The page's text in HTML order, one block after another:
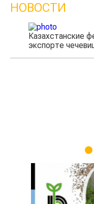
НОВОСТИ
Казахстанские
экспорте чечевицы
1